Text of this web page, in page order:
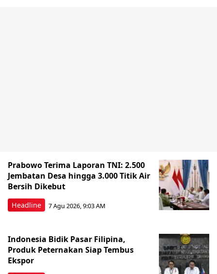
Headline
Prabowo Terima Laporan TNI: 2.500
Jembatan Desa hingga 3.000 Titik Air
Bersih Dikebut
7 Agu 2026, 9:03 AM
Indonesia Bidik Pasar Filipina,
Produk Peternakan Siap Tembus
Ekspor